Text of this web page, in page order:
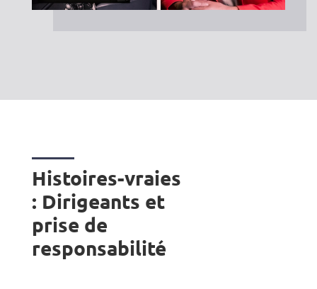
Histoires-vraies
: Dirigeants et
prise de
responsabilité